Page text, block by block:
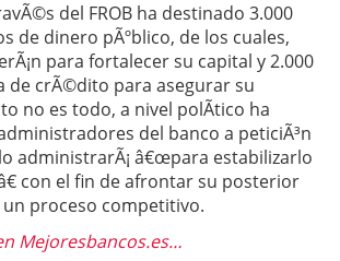
del FROB ha destinado 3.000
de dinero pÃºblico, de los cuales,
para fortalecer su capital y 2.000
de crÃ©dito para asegurar su
no es todo, a nivel polÃ­tico ha
del banco a peticiÃ³n
administrarÃ¡ â€œpara estabilizarlo
con el fin de afrontar su posterior
un proceso competitivo.
Mejoresbancos.es…